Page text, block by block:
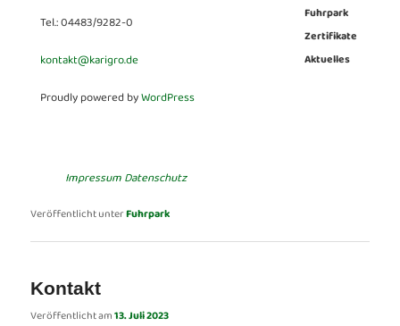
Tel.: 04483/9282-0
kontakt@karigro.de
Proudly powered byWordPress
Fuhrpark
Zertifikate
Aktuelles
Impressum Datenschutz
Veröffentlicht unterFuhrpark
Kontakt
Veröffentlicht am13. Juli 2023